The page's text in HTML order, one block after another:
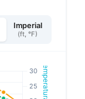
Imperial
(ft, °F)